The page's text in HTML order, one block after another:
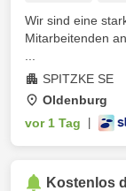
Wir sind eine
Mitarbeitenden
SPITZKE SE
Oldenburg
vor 1 Tag
Kostenlos